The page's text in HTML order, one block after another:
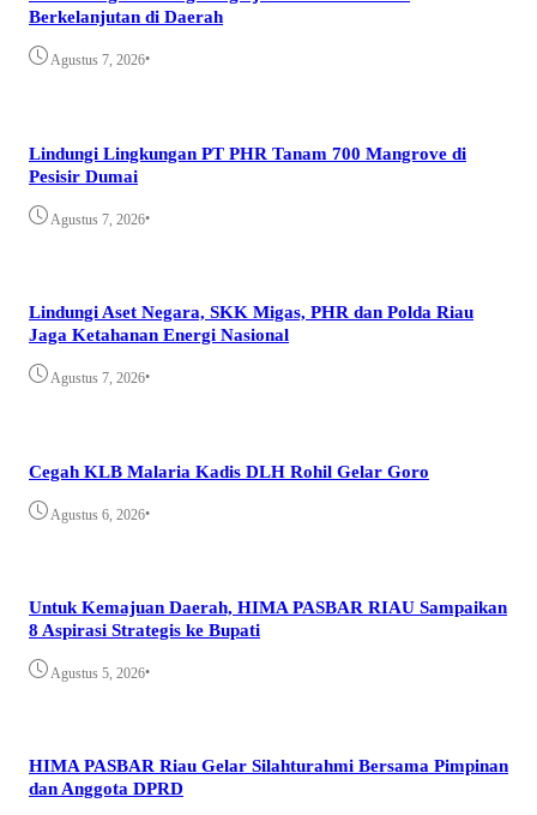
Berkelanjutan di Daerah
Agustus 7, 2026•
Lindungi Lingkungan PT PHR Tanam 700 Mangrove di
Pesisir Dumai
Agustus 7, 2026•
Lindungi Aset Negara, SKK Migas, PHR dan Polda Riau
Jaga Ketahanan Energi Nasional
Agustus 7, 2026•
Cegah KLB Malaria Kadis DLH Rohil Gelar Goro
Agustus 6, 2026•
Untuk Kemajuan Daerah, HIMA PASBAR RIAU Sampaikan
8 Aspirasi Strategis ke Bupati
Agustus 5, 2026•
HIMA PASBAR Riau Gelar Silahturahmi Bersama Pimpinan
dan Anggota DPRD